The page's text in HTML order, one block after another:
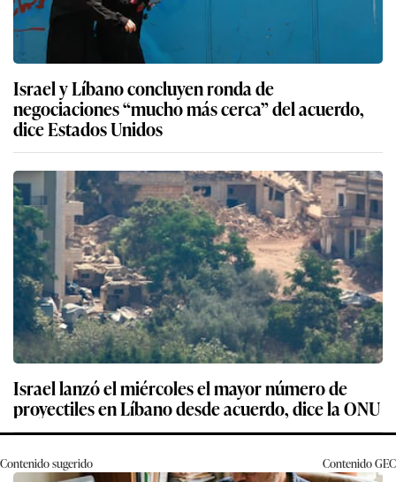
Israel y Líbano concluyen ronda de
negociaciones “mucho más cerca” del acuerdo,
dice Estados Unidos
Israel lanzó el miércoles el mayor número de
proyectiles en Líbano desde acuerdo, dice la ONU
Contenido sugerido ContenidoGEC